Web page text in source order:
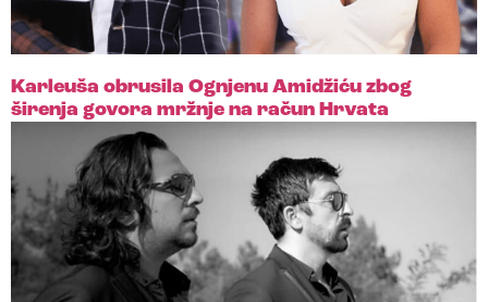
Karleuša obrusila Ognjenu Amidžiću zbog
širenja govora mržnje na račun Hrvata